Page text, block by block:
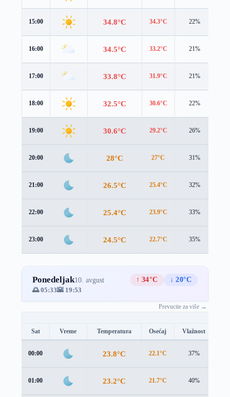
15:00 34.8°C 34.3°C 22%
16:00 34.5°C 33.2°C 21%
17:00 33.8°C 31.9°C 21%
18:00 32.5°C 30.6°C 22%
19:00 30.6°C 29.2°C 26%
20:00 28°C 27°C 31%
21:00 26.5°C 25.4°C 32%
22:00 25.4°C 23.9°C 33%
23:00 24.5°C 22.7°C 35%
Ponedeljak10. avgust ↑ 34°C
↓ 20°C
🌅 05:33🌇 19:53
Prevucite za više →
Sat Vreme Temperatura Osećaj Vlažnost
00:00 23.8°C 22.1°C 37%
01:00 23.2°C 21.7°C 40%